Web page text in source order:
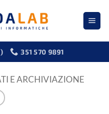
351 570 9891
E ARCHIVIAZIONE